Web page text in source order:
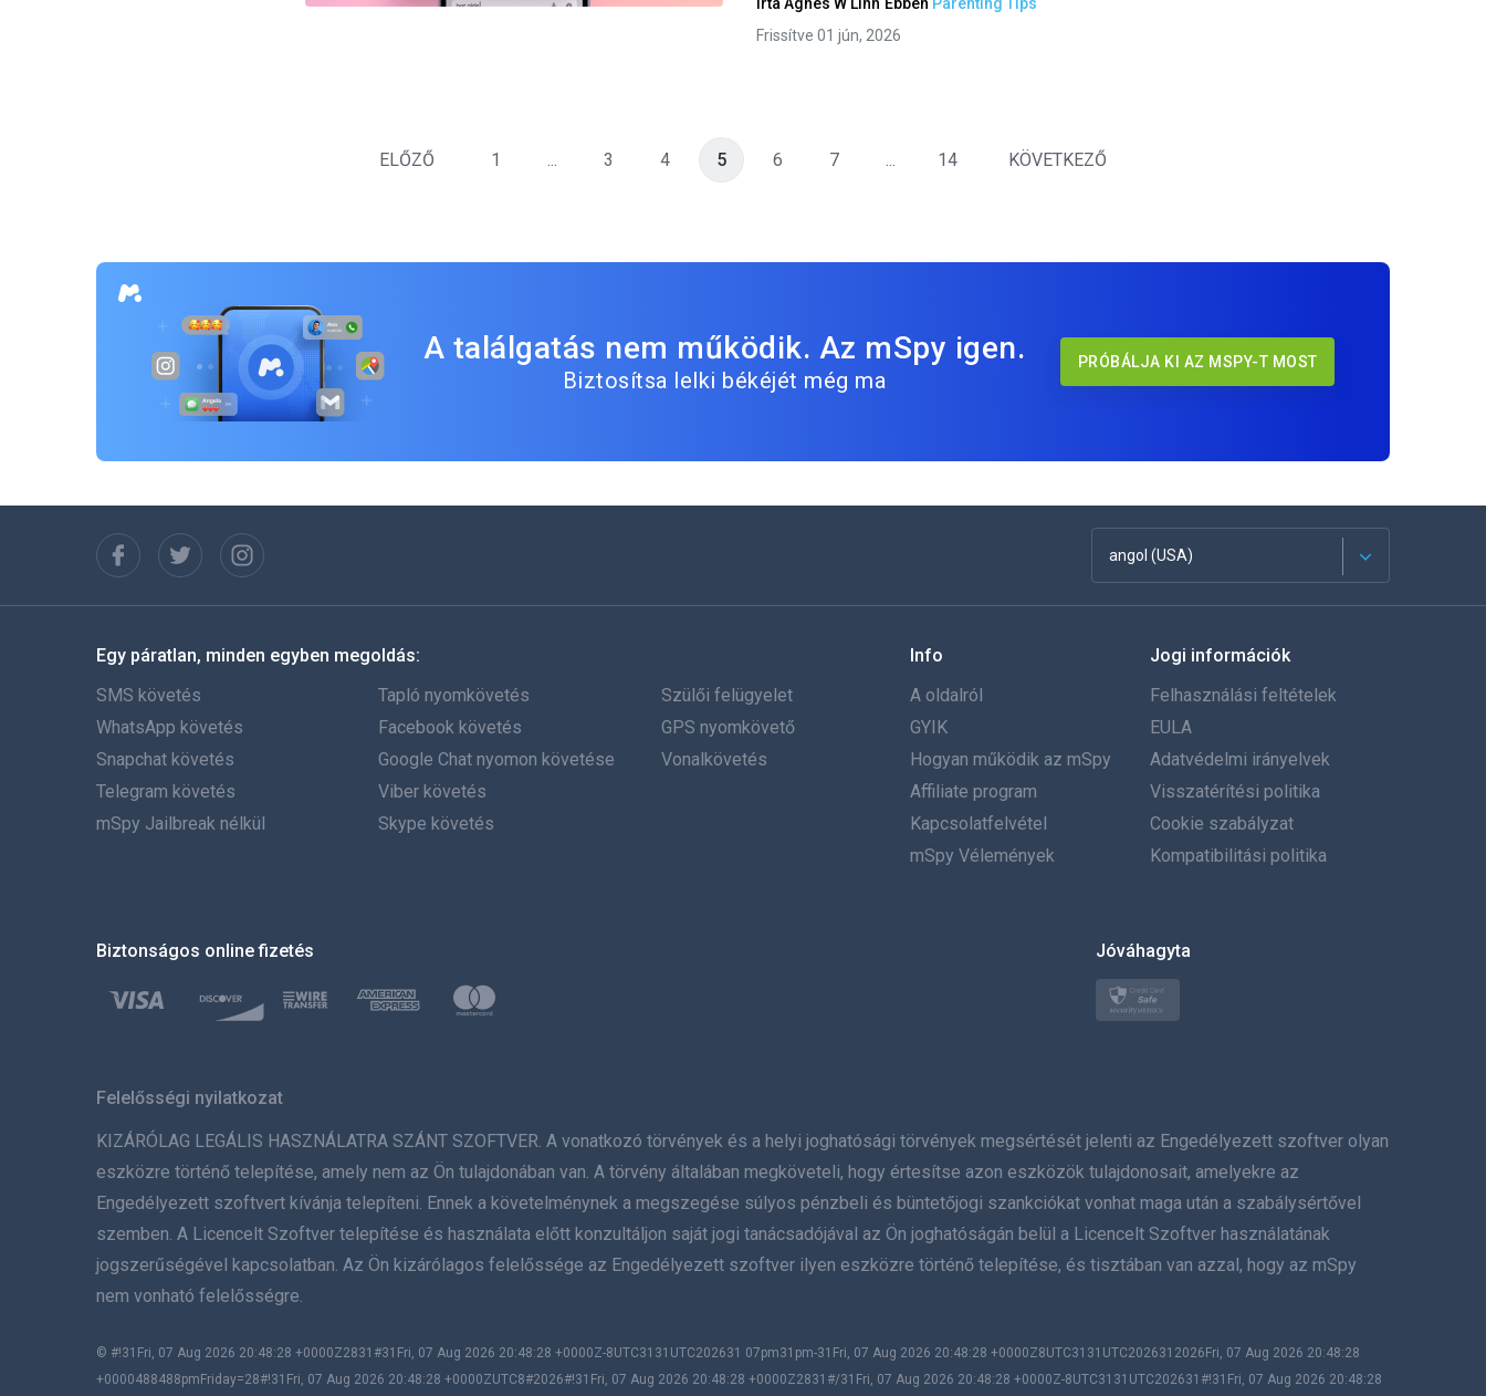
Frissítve 01 jún, 2026
navigációELŐZŐ 1 ... 3 4 5 6 7 ... 14 KÖVETKEZŐ
A találgatás nem működik. Az mSpy igen.
Biztosítsa lelki békéjét még ma
PRÓBÁLJA KI AZ MSPY-T MOST
angol (USA)
Français
Español
Português
Italiano
Türkçe
Norsk
Svenska
Dansk
Egy páratlan, minden egyben megoldás:
SMS követés
WhatsApp követés
Snapchat követés
Telegram követés
mSpy Jailbreak nélkül
Tapló nyomkövetés
Facebook követés
Google Chat nyomon követése
Viber követés
Skype követés
Szülői felügyelet
GPS nyomkövető
Vonalkövetés
Info
A oldalról
GYIK
Hogyan működik az mSpy
Affiliate program
Kapcsolatfelvétel
mSpy Vélemények
Jogi információk
Felhasználási feltételek
EULA
Adatvédelmi irányelvek
Visszatérítési politika
Cookie szabályzat
Kompatibilitási politika
Biztonságos online fizetés Jóváhagyta
Felelősségi nyilatkozat
KIZÁRÓLAG LEGÁLIS HASZNÁLATRA SZÁNT SZOFTVER. A vonatkozó törvények és a helyi joghatósági törvények megsértését jelenti az Engedélyezett szoftver olyan
eszközre történő telepítése, amely nem az Ön tulajdonában van. A törvény általában megköveteli, hogy értesítse azon eszközök tulajdonosait, amelyekre az
Engedélyezett szoftvert kívánja telepíteni. Ennek a követelménynek a megszegése súlyos pénzbeli és büntetőjogi szankciókat vonhat maga után a szabálysértővel
szemben. A Licencelt Szoftver telepítése és használata előtt konzultáljon saját jogi tanácsadójával az Ön joghatóságán belül a Licencelt Szoftver használatának
jogszerűségével kapcsolatban. Az Ön kizárólagos felelőssége az Engedélyezett szoftver ilyen eszközre történő telepítése, és tisztában van azzal, hogy az mSpy
nem vonható felelősségre.
© #!31Fri, 07 Aug 2026 20:48:28 +0000Z2831#31Fri, 07 Aug 2026 20:48:28 +0000Z-8UTC3131UTC202631 07pm31pm-31Fri, 07 Aug 2026 20:48:28 +0000Z8UTC3131UTC2026312026Fri, 07 Aug 2026 20:48:28
+0000488488pmFriday=28#!31Fri, 07 Aug 2026 20:48:28 +0000ZUTC8#2026#!31Fri, 07 Aug 2026 20:48:28 +0000Z2831#/31Fri, 07 Aug 2026 20:48:28 +0000Z-8UTC3131UTC202631#!31Fri, 07 Aug 2026 20:48:28